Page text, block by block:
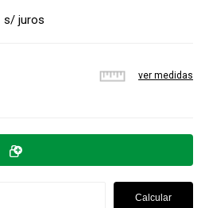
ver medidas
Calcular